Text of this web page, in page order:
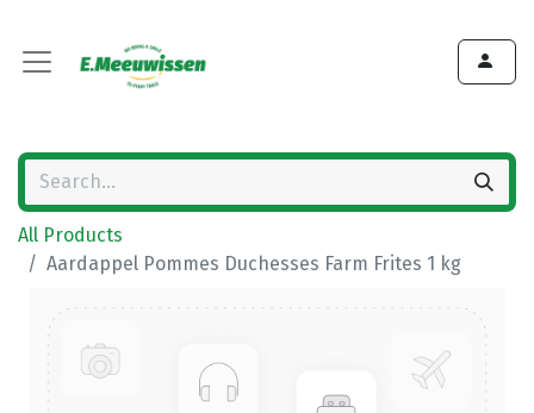
All Products
Aardappel Pommes Duchesses Farm Frites 1 kg